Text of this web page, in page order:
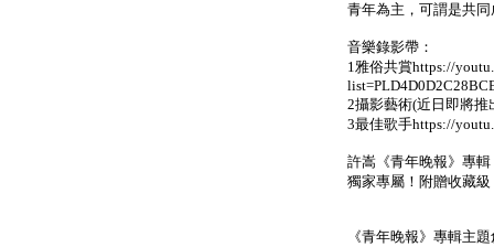
青年為主，可謂是共
音樂錄影帶：
1雅俗共賞https://
2攝影藝術(近日即將推
3最佳歌手https://
許嵩《青年晚報》專
獨家專屬！附贈收藏
《青年晚報》專輯主